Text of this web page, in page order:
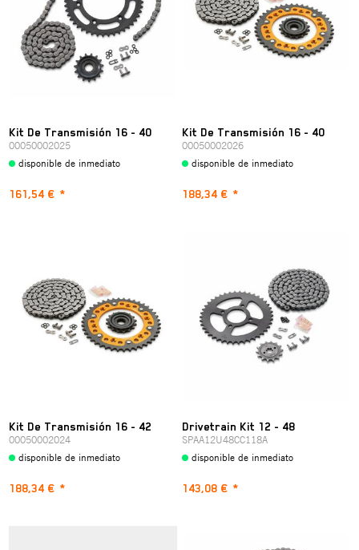
Kit De Transmisión 16 - 40
00050002025
disponible de inmediato
161,54 € *
Kit De Transmisión 16 - 40
00050002026
disponible de inmediato
188,34 € *
Kit De Transmisión 16 - 42
00050002024
disponible de inmediato
188,34 € *
Drivetrain Kit 12 - 48
SPAA12U48CC118A
disponible de inmediato
143,08 € *